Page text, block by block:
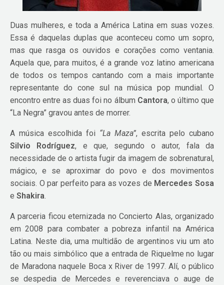
Duas mulheres, e toda a América Latina em suas vozes.
Essa é daquelas duplas que aconteceu como um sopro,
mas que rasga os ouvidos e corações como ventania.
Aquela que, para muitos, é a grande voz latino americana
de todos os tempos cantando com a mais importante
representante do cone sul na música pop mundial. O
encontro entre as duas foi no álbum Cantora, o último que
“La Negra” gravou antes de morrer.
A música escolhida foi “La Maza”, escrita pelo cubano
Silvio Rodríguez, e que, segundo o autor, fala da
necessidade de o artista fugir da imagem de sobrenatural,
mágico, e se aproximar do povo e dos movimentos
sociais. O par perfeito para as vozes de Mercedes Sosa
eShakira.
A parceria ficou eternizada no Concierto Alas, organizado
em 2008 para combater a pobreza infantil na América
Latina. Neste dia, uma multidão de argentinos viu um ato
tão ou mais simbólico que a entrada de Riquelme no lugar
de Maradona naquele Boca x River de 1997. Alí, o público
se despedia de Mercedes e reverenciava o auge de